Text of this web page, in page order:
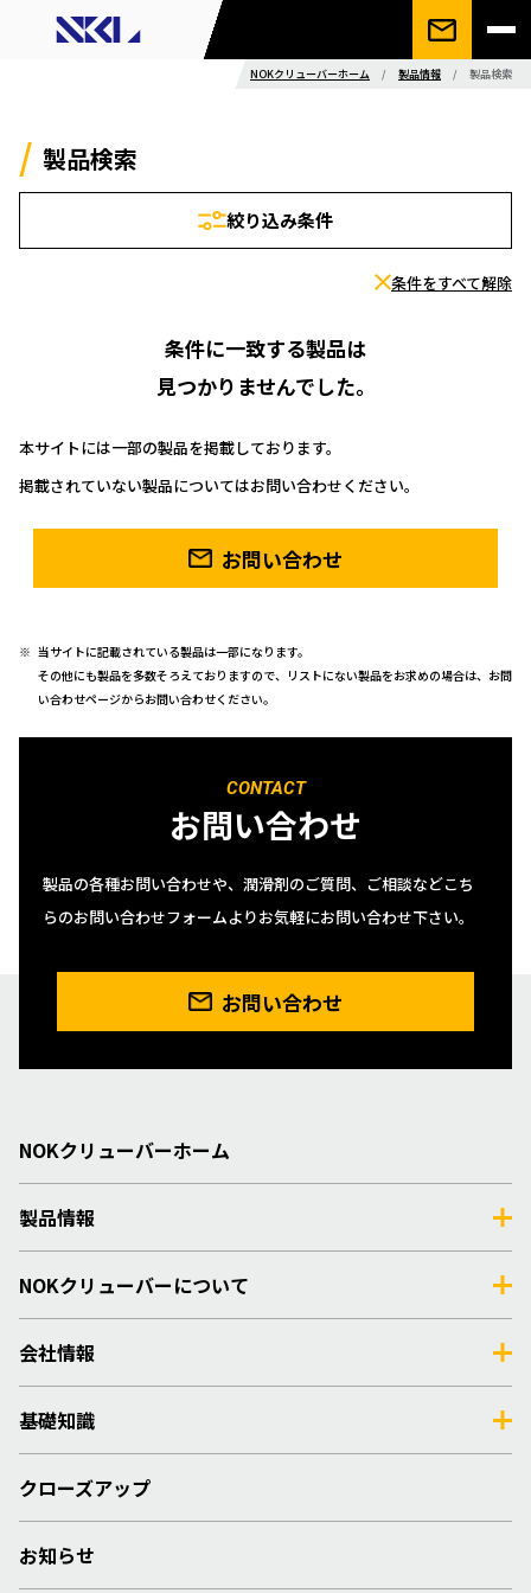
NOKクリューバーホーム / 製品情報 / 製品検索
製品検索
絞り込み条件
条件をすべて解除
条件に一致する製品は
見つかりませんでした。
本サイトには一部の製品を掲載しております。
掲載されていない製品についてはお問い合わせください。
お問い合わせ
当サイトに記載されている製品は一部になります。
その他にも製品を多数そろえておりますので、リストにない製品をお求めの場合は、お問
い合わせページからお問い合わせください。
CONTACT
お問い合わせ
製品の各種お問い合わせや、潤滑剤のご質問、ご相談などこち
らのお問い合わせフォームよりお気軽にお問い合わせ下さい。
お問い合わせ
NOKクリューバーホーム
製品情報
NOKクリューバーについて
会社情報
基礎知識
クローズアップ
お知らせ